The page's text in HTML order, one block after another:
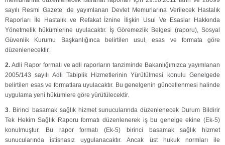
sayılı Resmi Gazete’ de yayımlanan Devlet Memurlarına Verilecek Hastalık
Raporları İle Hastalık ve Refakat İznine İlişkin Usul Ve Esaslar Hakkında
Yönetmelik hükümlerine uyulacaktır. İş Göremezlik Belgesi (raporu), Sosyal
Güvenlik Kurumu Başkanlığınca belirtilen usul, esas ve formata göre
düzenlenecektir.
2. Adli Rapor formatı ve adli raporların tanziminde Bakanlığımızca yayımlanan
2005/143 sayılı Adli Tabiplik Hizmetlerinin Yürütülmesi konulu Genelgede
belirtilen esas ve formatlara uyulacaktır. Bu genelgenin güncellenmesi halinde
uygulama yeni hükümlere göre yürütülecektir.
3. Birinci basamak sağlık hizmet sunucularında düzenlenecek Durum Bildirir
Tek Hekim Sağlık Raporu formatı düzenlenerek iş bu genelge ekine (Ek-5)
konulmuştur. Bu rapor formatı (Ek-5) birinci basamak sağlık hizmet
sunucularında istisnasız uygulanacaktır. Ancak üst hukuk normları ile